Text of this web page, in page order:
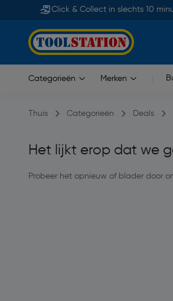
Click & Collect in slechts 10
Categorieën Merken
Thuis Categorieën Deals
Het lijkt erop dat we
Probeer het opnieuw of blader door